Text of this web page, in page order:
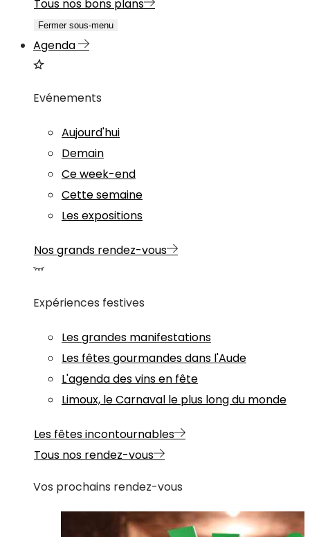
Tous nos bons plans
Fermer sous-menu
Agenda
Evénements
Aujourd'hui
Demain
Ce week-end
Cette semaine
Les expositions
Nos grands rendez-vous
Expériences festives
Les grandes manifestations
Les fêtes gourmandes dans l'Aude
L'agenda des vins en fête
Limoux, le Carnaval le plus long du monde
Les fêtes incontournables
Tous nos rendez-vous
Vos prochains rendez-vous